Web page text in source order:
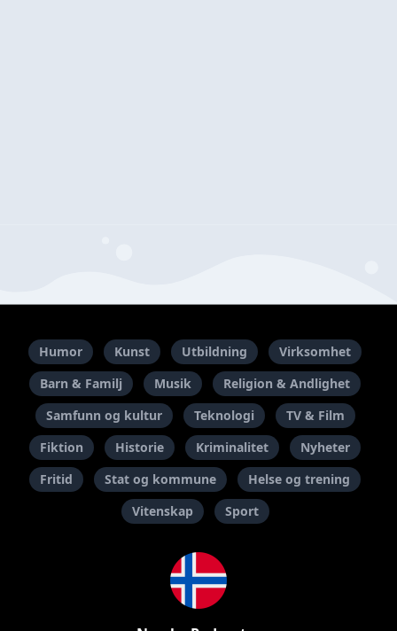
Humor Kunst Utbildning
Virksomhet
Barn & Familj
Musik
Religion & Andlighet
Samfunn og kultur
Teknologi
TV & Film
Fiktion
Historie Kriminalitet
Nyheter
Fritid
Stat og kommune
Helse og trening
Vitenskap
Sport